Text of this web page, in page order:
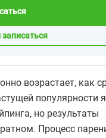
возрастает, как
популярности
но результаты
Процесс